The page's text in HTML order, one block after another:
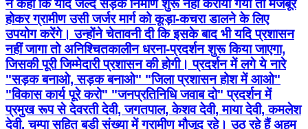
ने कहा कि यदि जल्द सड़क निर्माण शुरू नहीं कराया गया तो मजबूर
होकर ग्रामीण उसी जर्जर मार्ग को कूड़ा-कचरा डालने के लिए
उपयोग करेंगे। उन्होंने चेतावनी दी कि इसके बाद भी यदि प्रशासन
नहीं जागा तो अनिश्चितकालीन धरना-प्रदर्शन शुरू किया जाएगा,
जिसकी पूरी जिम्मेदारी प्रशासन की होगी। प्रदर्शन में लगे ये नारे
"सड़क बनाओ, सड़क बनाओ" "जिला प्रशासन होश में आओ"
"विकास कार्य पूरे करो" "जनप्रतिनिधि जवाब दो" प्रदर्शन में
प्रमुख रूप से देवरती देवी, जगतपाल, केशव देवी, माया देवी, कमलेश
देवी, चम्पा सहित बड़ी संख्या में ग्रामीण मौजूद रहे। उठ रहे हैं अहम